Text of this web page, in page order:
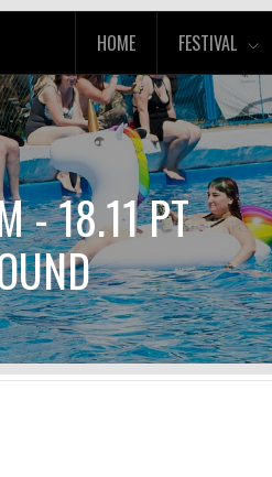
HOME FESTIVAL
- 18.11 PT